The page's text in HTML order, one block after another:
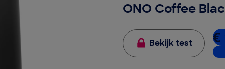
ONO Coffee
Bekijk test €
4